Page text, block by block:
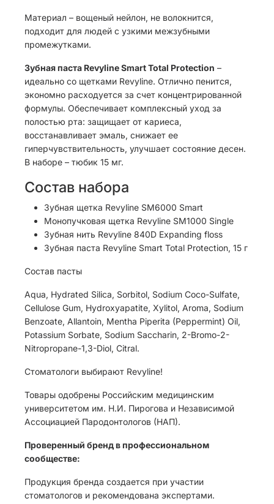
Материал – вощеный нейлон, не волокнится,
подходит для людей с узкими межзубными
промежутками.
Зубная паста Revyline Smart Total Protection –
идеально со щетками Revyline. Отлично пенится,
экономно расходуется за счет концентрированной
формулы. Обеспечивает комплексный уход за
полостью рта: защищает от кариеса,
восстанавливает эмаль, снижает ее
гиперчувствительность, улучшает состояние десен.
В наборе – тюбик 15 мг.
Состав набора
Зубная щетка Revyline SM6000 Smart
Монопучковая щетка Revyline SM1000 Single
Зубная нить Revyline 840D Expanding floss
Зубная паста Revyline Smart Total Protection, 15 г
Состав пасты
Aqua, Hydrated Silica, Sorbitol, Sodium Coco-Sulfate,
Cellulose Gum, Hydroxyapatite, Xylitol, Aroma, Sodium
Benzoate, Allantoin, Mentha Piperita (Peppermint) Oil,
Potassium Sorbate, Sodium Saccharin, 2-Bromo-2-
Nitropropane-1,3-Diol, Citral.
Стоматологи выбирают Revyline!
Товары одобрены Российским медицинским
университетом им. Н.И. Пирогова и Независимой
Ассоциацией Пародонтологов (НАП).
Проверенный бренд в профессиональном
сообществе:
Продукция бренда создается при участии
стоматологов и рекомендована экспертами.